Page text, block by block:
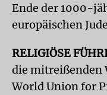
Ende der 1000-
europäischen
RELIGIÖSE
die mitreißenden
World Union for